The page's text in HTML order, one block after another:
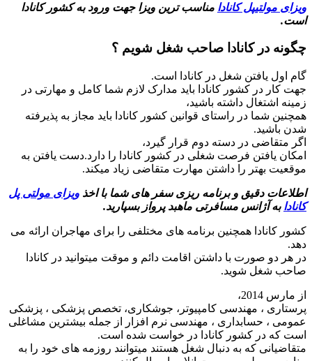
ویزای مولتیپل کانادا مناسب ترین ویزا جهت ورود به کشور کانادا
است.
چگونه در کانادا صاحب شغل شویم ؟
گام اول یافتن شغل در کانادا است.
جهت کار در کشور کانادا باید مدارک لازم شما کامل و مهارتی در
زمینه اشتغال داشته باشید،
همچنین شما در راستای قوانین کشور کانادا باید مجاز به پذیرفته
شدن باشید.
اگر متقاضی در دسته دوم قرار گیرد،
امکان یافتن فرصت شغلی در کشور کانادا را دارد.دست یافتن به
موقعیت بهتر را داشتن مهارت متقاضی زیاد میکند.
اطلاعات دقیق و برنامه ریزی سفر های شما با اخذ ویزای مولتی پل
کانادا به آژانس مسافرتی ماهبد پرواز بسپارید.
کشور کانادا همچنین برنامه های مختلفی را برای مهاجران ارائه می
دهد.
در هر دو صورت با داشتن اقامت دائم و موقت میتوانید در کانادا
صاحب شغل شوید.
از مارس 2014،
پرستاری ، مهندسی کامپیوتر، جوشکاری، تخصص پزشکی ، پزشکی
عمومی ، حسابداری ، مهندسی نرم افزار از جمله بیشترین مشاغلی
است که در کشور کانادا در خواست شده است.
متقاضیانی که به دنبال شغل هستند میتوانند روزمه های خود را به